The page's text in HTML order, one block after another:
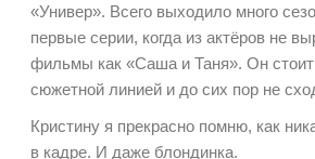
«Универ». Всего выходило много
первые серии, когда из актёров не
фильмы как «Саша и Таня». Он
сюжетной линией и до сих пор не
Кристину я прекрасно помню, как
в кадре. И даже блондинка.